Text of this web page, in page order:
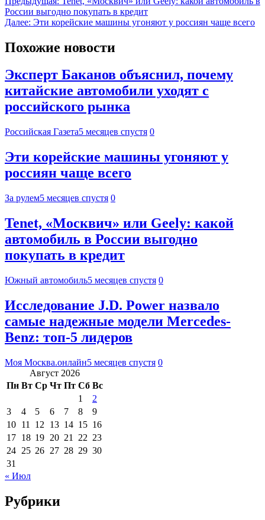
России выгодно покупать в кредит
Далее: Эти корейские машины угоняют у россиян чаще всего
Похожие новости
Эксперт Баканов объяснил, почему
китайские автомобили уходят с
российского рынка
Российская Газета5 месяцев спустя 0
Эти корейские машины угоняют у
россиян чаще всего
За рулем5 месяцев спустя 0
Tenet, «Москвич» или Geely: какой
автомобиль в России выгодно
покупать в кредит
Южный автомобиль5 месяцев спустя 0
Исследование J.D. Power назвало
самые надежные модели Mercedes-
Benz: топ-5 лидеров
Моя Москва.онлайн5 месяцев спустя 0
Август 2026
Пн Вт Ср Чт Пт Сб Вс
1
2
3
4 5 6 7 8
9
10 11 12 13 14 15 16
17 18 19 20 21 22 23
24 25 26 27 28 29 30
31
« Июл
Рубрики